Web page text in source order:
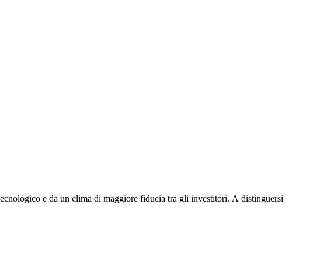
e da un clima di maggiore fiducia tra gli investitori. A distinguersi